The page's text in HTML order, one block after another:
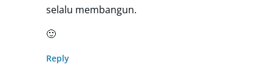
selalu membangun.
🙂
Reply